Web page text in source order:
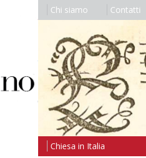
Chi siamo Contatti
Chiesa in Italia